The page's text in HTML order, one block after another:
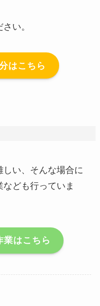
い。
はこちら
い、そんな場合に
ども行っていま
業はこちら